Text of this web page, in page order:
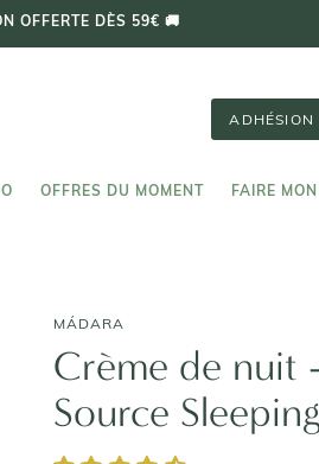
DE 70 000 AVIS VÉRIFIÉS)
OFFRES DU MOMENT
FAIRE
MÁDARA
Crème de nuit
Source